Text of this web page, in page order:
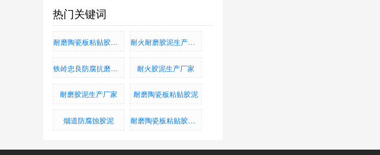
热门关键词
耐磨陶瓷板粘贴胶泥_耐磨铸石板粘贴胶泥_烟道防腐蚀胶泥 耐火耐磨胶泥生产厂家
铁岭忠良防腐抗磨有限公司 耐火胶泥生产厂家
耐磨胶泥生产厂家 耐磨陶瓷板粘贴胶泥
烟道防腐蚀胶泥 耐磨陶瓷板粘贴胶泥、耐磨铸石板粘贴胶泥、烟道防腐蚀胶泥